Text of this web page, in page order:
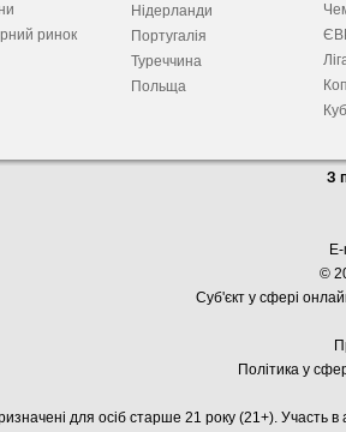
ринок
Нідерланди
Португалія
Туреччина
Польща
З
©
Суб'єкт у сфері
Політика у
для осіб старше 21 року (21+). Участь в